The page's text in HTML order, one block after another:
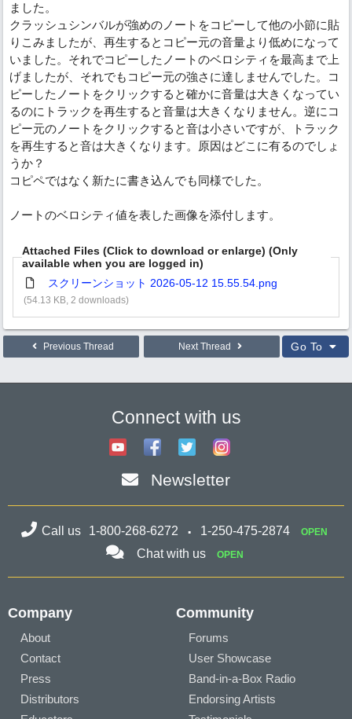
ました。
クラッシュシンバルが強めのノートをコピーして他の小節に貼
りこみましたが、再生するとコピー元の音量より低めになって
いました。それでコピーしたノートのベロシティを最高まで上
げましたが、それでもコピー元の強さに達しませんでした。コ
ピーしたノートをクリックすると確かに音量は大きくなってい
るのにトラックを再生すると音量は大きくなりません。逆にコ
ピー元のノートをクリックすると音は小さいですが、トラック
を再生すると音は大きくなります。原因はどこに有るのでしょ
うか？
コピペではなく新たに書き込んでも同様でした。
ノートのベロシティ値を表した画像を添付します。
Attached Files (Click to download or enlarge) (Only
available when you are logged in)
スクリーンショット 2026-05-12 15.55.54.png
(54.13 KB, 2 downloads)
Previous Thread Next Thread Go To
Connect with us
Newsletter
Call us 1-800-268-6272 1-250-475-2874 OPEN
Chat with us OPEN
Company
About
Contact
Press
Distributors
Community
Forums
User Showcase
Band-in-a-Box Radio
Endorsing Artists